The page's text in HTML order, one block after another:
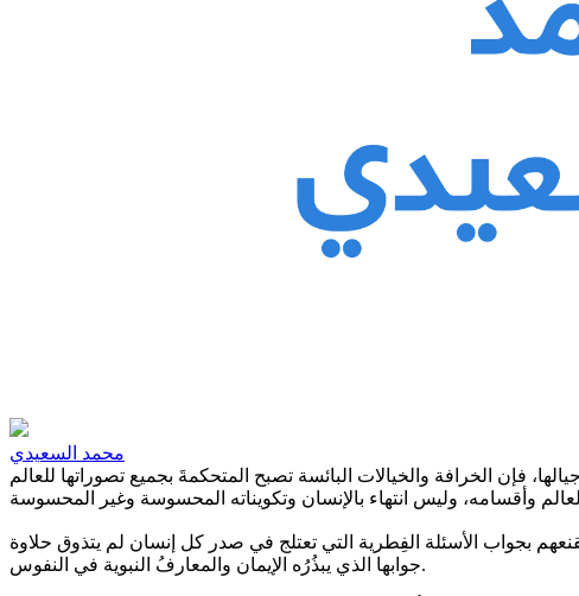
محمد السعيدي
فإن الخرافة والخيالات البائسة تصبح المتحكمةَ بجميع تصوراتها للعالم
بجواب الأسئلة الفِطرية التي تعتلج في صدر كل إنسان لم يتذوق حلاوة
جوابها الذي يبذُرُه الإيمان والمعارفُ النبوية في النفوس.